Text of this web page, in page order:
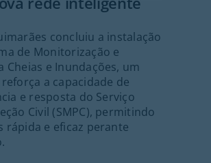
concluiu a instalação
de Monitorização e
Cheias e Inundações, um
a capacidade de
e resposta do Serviço
Civil (SMPC), permitindo
rápida e eficaz perante